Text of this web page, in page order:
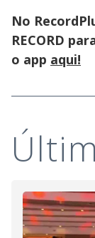
No
RECORD
o app aqui!